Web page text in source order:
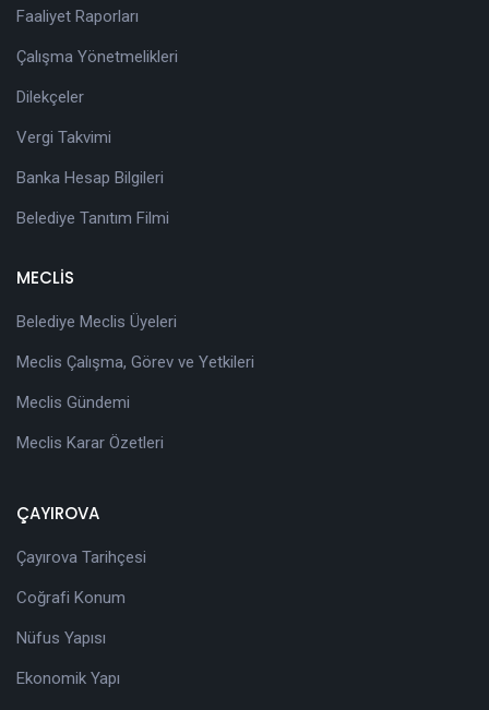
Faaliyet Raporları
Çalışma Yönetmelikleri
Dilekçeler
Vergi Takvimi
Banka Hesap Bilgileri
Belediye Tanıtım Filmi
MECLİS
Belediye Meclis Üyeleri
Meclis Çalışma, Görev ve Yetkileri
Meclis Gündemi
Meclis Karar Özetleri
ÇAYIROVA
Çayırova Tarihçesi
Coğrafi Konum
Nüfus Yapısı
Ekonomik Yapı